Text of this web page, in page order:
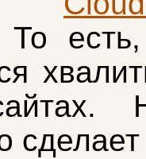
То
сделает